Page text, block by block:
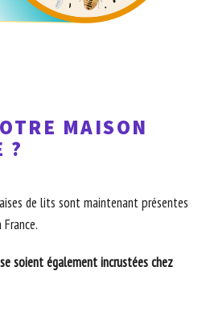
MAISON
?
de lits sont maintenant présentes
soient également incrustées chez